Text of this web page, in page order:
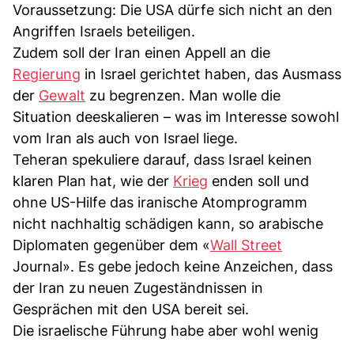
Voraussetzung: Die USA dürfe sich nicht an den
Angriffen Israels beteiligen.
Zudem soll der Iran einen Appell an die
Regierung in Israel gerichtet haben, das Ausmass
der Gewalt zu begrenzen. Man wolle die
Situation deeskalieren – was im Interesse sowohl
vom Iran als auch von Israel liege.
Teheran spekuliere darauf, dass Israel keinen
klaren Plan hat, wie der Krieg enden soll und
ohne US-Hilfe das iranische Atomprogramm
nicht nachhaltig schädigen kann, so arabische
Diplomaten gegenüber dem «Wall Street
Journal». Es gebe jedoch keine Anzeichen, dass
der Iran zu neuen Zugeständnissen in
Gesprächen mit den USA bereit sei.
Die israelische Führung habe aber wohl wenig